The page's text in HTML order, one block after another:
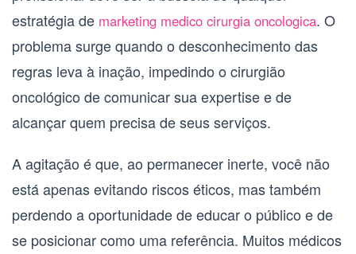
estratégia de marketing medico cirurgia oncologica. O
problema surge quando o desconhecimento das
regras leva à inação, impedindo o cirurgião
oncológico de comunicar sua expertise e de
alcançar quem precisa de seus serviços.
A agitação é que, ao permanecer inerte, você não
está apenas evitando riscos éticos, mas também
perdendo a oportunidade de educar o público e de
se posicionar como uma referência. Muitos médicos